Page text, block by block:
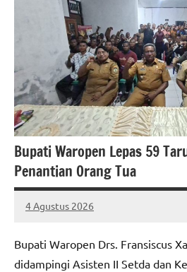
Bupati Waropen Lepas 59
Penantian Orang Tua
4 Agustus 2026
MEPAGO
No
Bupati Waropen Drs. Fransiscus
didampingi Asisten II Setda dan